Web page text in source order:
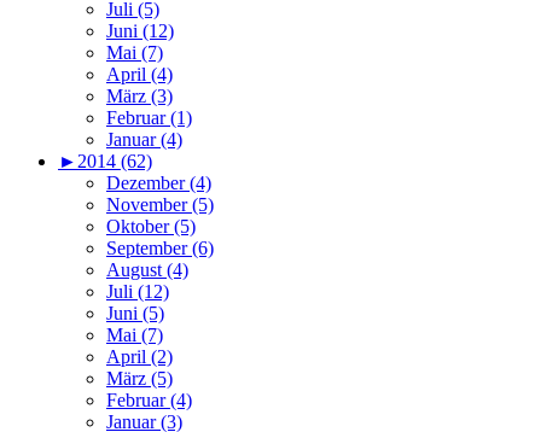
Juli (5)
Juni (12)
Mai (7)
April (4)
März (3)
Februar (1)
Januar (4)
► 2014 (62)
Dezember (4)
November (5)
Oktober (5)
September (6)
August (4)
Juli (12)
Juni (5)
Mai (7)
April (2)
März (5)
Februar (4)
Januar (3)